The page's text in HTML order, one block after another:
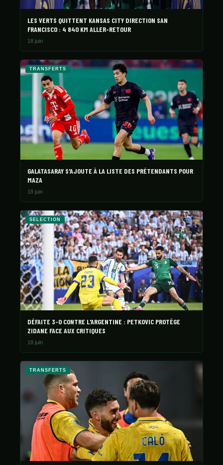
LES VERTS QUITTENT KANSAS CITY DIRECTION SAN
FRANCISCO : 4 840 KM ALLER-RETOUR
18 juin
TRANSFERTS
GALATASARAY S'AJOUTE À LA LISTE DES PRÉTENDANTS POUR
MAZA
18 juin
SELECTION
DÉFAITE 3-0 CONTRE L'ARGENTINE : PETKOVIC PROTÈGE
ZIDANE FACE AUX CRITIQUES
18 juin
TRANSFERTS